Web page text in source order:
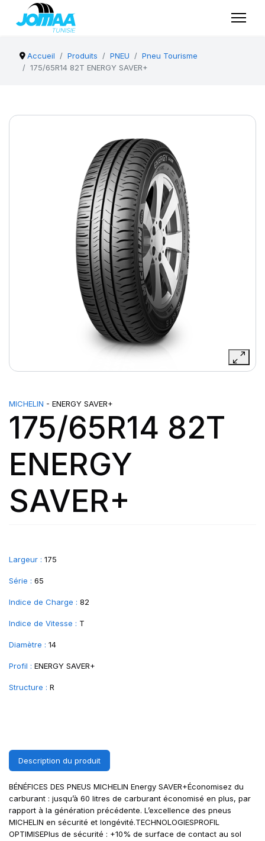
Accueil Produits PNEU
Pneu Tourisme
175/65R14 82T ENERGY SAVER+
MICHELIN - ENERGY SAVER+
175/65R14 82T
ENERGY
SAVER+
Largeur : 175
Série : 65
Indice de Charge : 82
Indice de Vitesse : T
Diamètre : 14
Profil : ENERGY SAVER+
Structure : R
Description du produit
BÉNÉFICES DES PNEUS MICHELIN Energy SAVER+Économisez du
carburant : jusqu’à 60 litres de carburant économisé en plus, par
rapport à la génération précédente. L’excellence des pneus
MICHELIN en sécurité et longévité.TECHNOLOGIESPROFIL
OPTIMISEPlus de sécurité : +10% de surface de contact au sol